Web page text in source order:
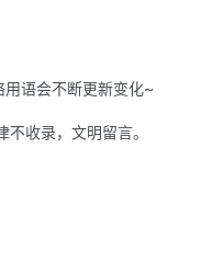
语会不断更新变化~
不收录，文明留言。